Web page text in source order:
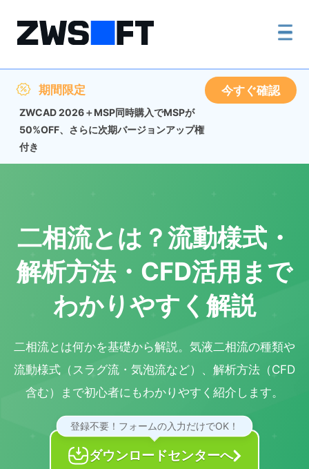
期間限定
ZWCAD 2026＋MSP同時購入でMSPが
50%OFF、さらに次期バージョンアップ権
付き
今すぐ確認
二相流とは？流動様式・
解析方法・CFD活用まで
わかりやすく解説
二相流とは何かを基礎から解説。気液二相流の種類や
流動様式（スラグ流・気泡流など）、解析方法（CFD
含む）まで初心者にもわかりやすく紹介します。
登録不要！フォームの入力だけでOK！
ダウンロードセンターへ